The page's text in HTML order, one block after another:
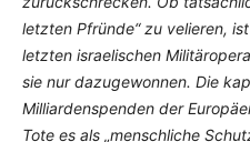
letzten Pfründe“ zu velieren,
letzten israelischen
sie nur dazugewonnen. Die
Milliardenspenden der
Tote es als „menschliche